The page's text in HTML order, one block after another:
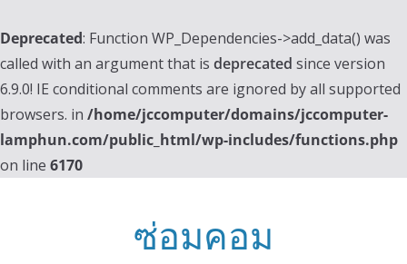
Deprecated: Function WP_Dependencies->add_data() was
called with an argument that is deprecated since version
6.9.0! IE conditional comments are ignored by all supported
browsers. in /home/jccomputer/domains/jccomputer-
lamphun.com/public_html/wp-includes/functions.php
on line 6170
ซ่อมคอม